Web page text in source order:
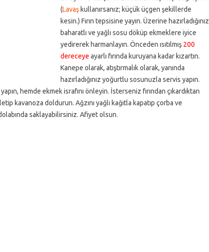
(Lavaşkullanırsanız; küçük üçgen şekillerde
kesin.) Fırın tepsisine yayın. Üzerine hazırladığınız
baharatlı ve yağlı sosu döküp ekmeklere iyice
yedirerek harmanlayın. Önceden ısıtılmış 200
dereceye ayarlı fırında kuruyana kadar kızartın.
Kanepe olarak, atıştırmalık olarak, yanında
hazırladığınız yoğurtlu sosunuzla servis yapın.
hemde ekmek israfını önleyin. İsterseniz fırından çıkardıktan
kavanoza doldurun. Ağzını yağlı kağıtla kapatıp çorba ve
saklayabilirsiniz. Afiyet olsun.